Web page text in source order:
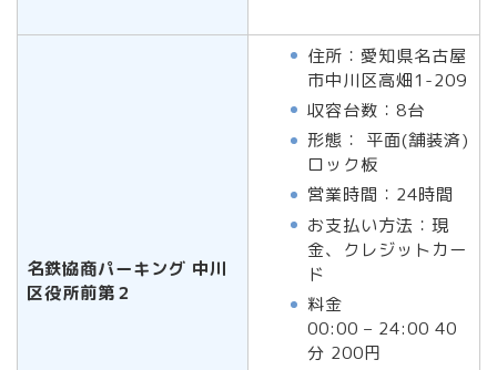
名鉄協商パーキング 中川
区役所前第２
住所：愛知県名古屋
市中川区高畑1-209
収容台数：8台
形態： 平面(舗装済)
ロック板
営業時間：24時間
お支払い方法：現
金、クレジットカー
ド
料金
00:00 – 24:00 40
分 200円